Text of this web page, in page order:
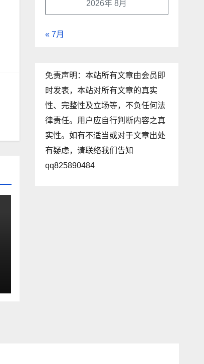
2026年 8月
« 7月
免责声明：本站所有文章由会员即
时发表，本站对所有文章的真实
性、完整性及立场等，不负任何法
律责任。用户应自行判断内容之真
实性。如有不适当或对于文章出处
有疑虑，请联络我们告知
qq825890484